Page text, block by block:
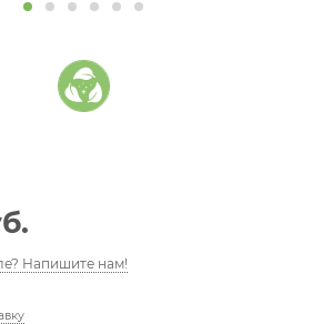
Напишите нам!